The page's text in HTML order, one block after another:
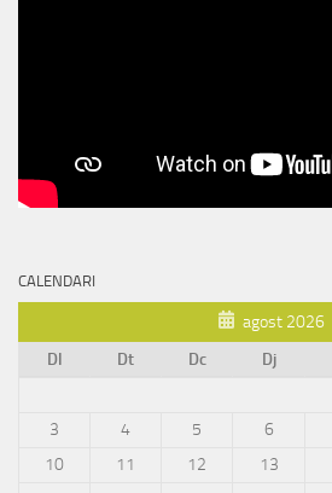
CALENDARI
agost 2026
Dl
Dt Dc Dj
3
4 5 6
10
11 12 13